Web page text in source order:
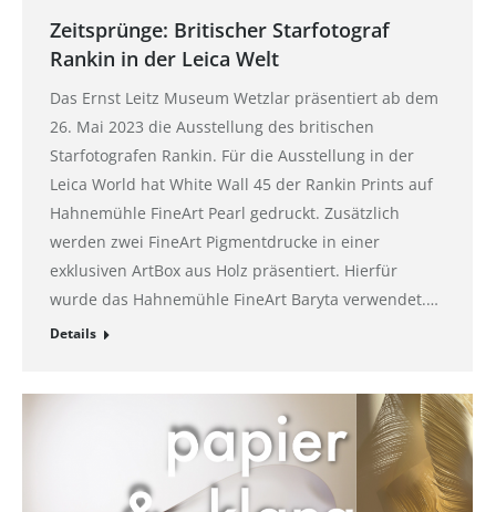
Zeitsprünge: Britischer Starfotograf
Rankin in der Leica Welt
Das Ernst Leitz Museum Wetzlar präsentiert ab dem
26. Mai 2023 die Ausstellung des britischen
Starfotografen Rankin. Für die Ausstellung in der
Leica World hat White Wall 45 der Rankin Prints auf
Hahnemühle FineArt Pearl gedruckt. Zusätzlich
werden zwei FineArt Pigmentdrucke in einer
exklusiven ArtBox aus Holz präsentiert. Hierfür
wurde das Hahnemühle FineArt Baryta verwendet.…
Details